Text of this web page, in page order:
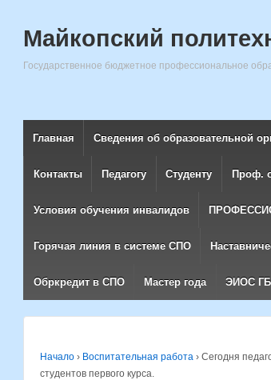
Майкопский
Государственное бюджетное профессиональное
Главная Сведения об образовательной
Контакты Педагогу Студенту Проф.
Условия обучения инвалидов
Горячая линия в системе СПО
Обркредит в СПО Мастер года ЭИОС
Начало › Воспитательная работа › Сегодня
студентов первого курса.